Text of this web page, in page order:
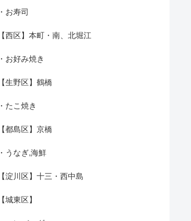
・お寿司
【西区】本町・南、北堀江
・お好み焼き
【生野区】鶴橋
・たこ焼き
【都島区】京橋
・うなぎ,海鮮
【淀川区】十三・西中島
【城東区】